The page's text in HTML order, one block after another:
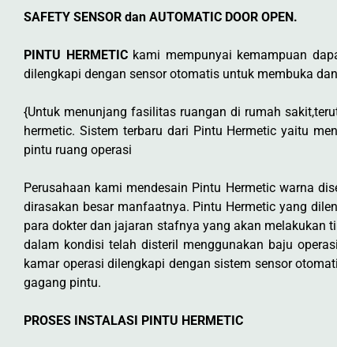
SAFETY SENSOR dan AUTOMATIC DOOR OPEN.
PINTU HERMETICkami mempunyai kemampuan
dilengkapi dengan sensor otomatis untuk membuka
{Untuk menunjang fasilitas ruangan di rumah
hermetic. Sistem terbaru dari Pintu Hermetic yaitu
pintu ruang operasi
Perusahaan kami mendesain Pintu Hermetic warna
dirasakan besar manfaatnya. Pintu Hermetic yang
para dokter dan jajaran stafnya yang akan melakukan
dalam kondisi telah disteril menggunakan baju
kamar operasi dilengkapi dengan sistem sensor
gagang pintu.
PROSES INSTALASI PINTU HERMETIC